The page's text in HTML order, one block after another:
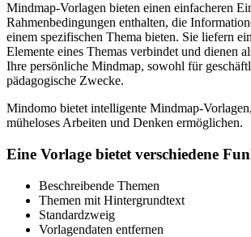
Mindmap-Vorlagen bieten einen einfacheren
Rahmenbedingungen enthalten, die
einem spezifischen Thema bieten. Sie liefern
Elemente eines Themas verbindet und dienen
Ihre persönliche Mindmap, sowohl für
pädagogische Zwecke.
Mindomo bietet intelligente Mindmap-
müheloses Arbeiten und Denken ermöglichen.
Eine Vorlage bietet verschiedene
Beschreibende Themen
Themen mit Hintergrundtext
Standardzweig
Vorlagendaten entfernen